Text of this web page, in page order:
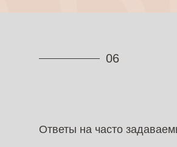
06
Ответы на часто